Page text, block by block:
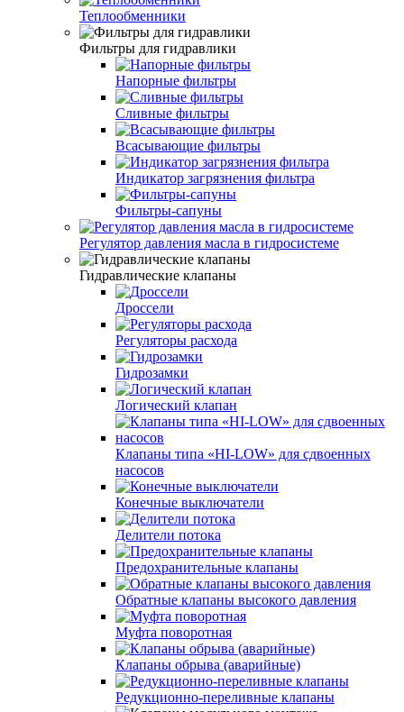
Теплообменники
Фильтры для гидравлики
Напорные фильтры
Сливные фильтры
Всасывающие фильтры
Индикатор загрязнения фильтра
Фильтры-сапуны
Регулятор давления масла в гидросистеме
Гидравлические клапаны
Дроссели
Регуляторы расхода
Гидрозамки
Логический клапан
Клапаны типа «HI-LOW» для сдвоенных
насосов
Конечные выключатели
Делители потока
Предохранительные клапаны
Обратные клапаны высокого давления
Муфта поворотная
Клапаны обрыва (аварийные)
Редукционно-переливные клапаны